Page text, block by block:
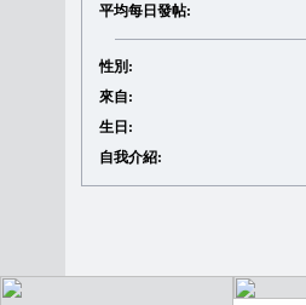
平均每日發帖:
性別:
來自:
生日:
自我介紹: